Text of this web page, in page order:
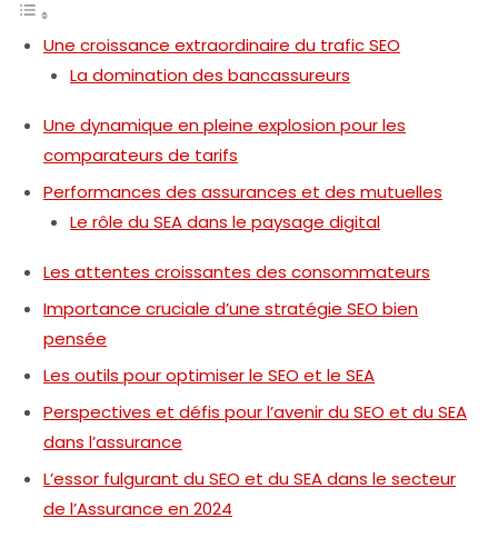
Une croissance extraordinaire du trafic SEO
La domination des bancassureurs
Une dynamique en pleine explosion pour les
comparateurs de tarifs
Performances des assurances et des mutuelles
Le rôle du SEA dans le paysage digital
Les attentes croissantes des consommateurs
Importance cruciale d’une stratégie SEO bien
pensée
Les outils pour optimiser le SEO et le SEA
Perspectives et défis pour l’avenir du SEO et du SEA
dans l’assurance
L’essor fulgurant du SEO et du SEA dans le secteur
de l’Assurance en 2024